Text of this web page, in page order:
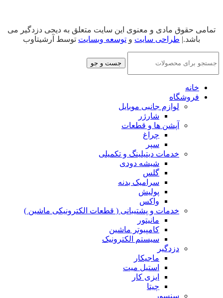
تمامی حقوق مادی و معنوی این سایت متعلق به دیجی دزدگیر می
باشد.| طراحی سایت و توسعه وبسایت توسط آرشیتاوب
جست و جو
خانه
فروشگاه
لوازم جانبی موبایل
شارژر
آپشن ها و قطعات
چراغ
سپر
خدمات دیتیلینگ و تکمیلی
شیشه دودی
گلس
سرامیک بدنه
پولیش
واکس
خدمات و پشتیبانی ( قطعات الکترونیکی ماشین )
مانیتور
کامپیوتر ماشین
سیستم الکترونیک
دزدگیر
ماجیکار
استیل میت
ایزی کار
چیتا
سنسور